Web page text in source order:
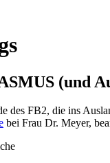
(und
des FB2, die ins
bei Frau Dr. Meyer,